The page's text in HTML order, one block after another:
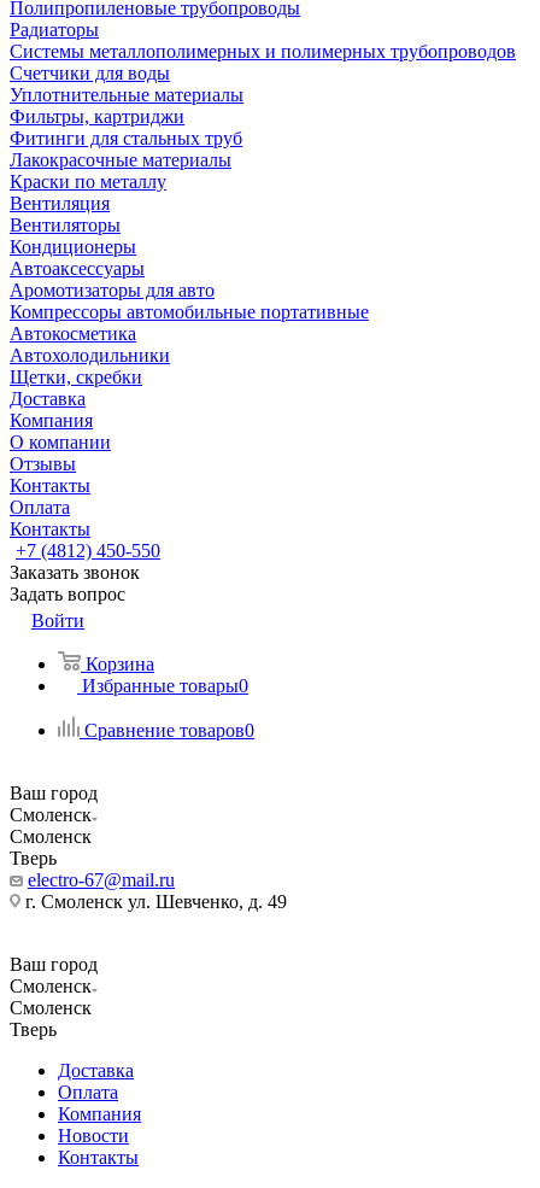
Полипропиленовые трубопроводы
Радиаторы
Системы металлополимерных и полимерных трубопроводов
Счетчики для воды
Уплотнительные материалы
Фильтры, картриджи
Фитинги для стальных труб
Лакокрасочные материалы
Краски по металлу
Вентиляция
Вентиляторы
Кондиционеры
Автоаксессуары
Аромотизаторы для авто
Компрессоры автомобильные портативные
Автокосметика
Автохолодильники
Щетки, скребки
Доставка
Компания
О компании
Отзывы
Контакты
Оплата
Контакты
+7 (4812) 450-550
Заказать звонок
Задать вопрос
Войти
Корзина
Избранные товары0
Сравнение товаров0
Ваш город
Смоленск
Смоленск
Тверь
electro-67@mail.ru
г. Смоленск ул. Шевченко, д. 49
Ваш город
Смоленск
Смоленск
Тверь
Доставка
Оплата
Компания
Новости
Контакты